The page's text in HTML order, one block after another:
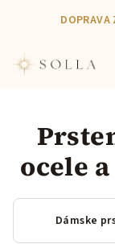
DOPRAVA
ocele
Dámske